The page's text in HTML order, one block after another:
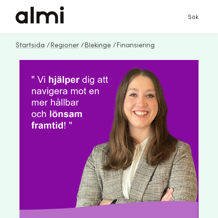
Sök
Startsida / Regioner / Blekinge / Finansiering